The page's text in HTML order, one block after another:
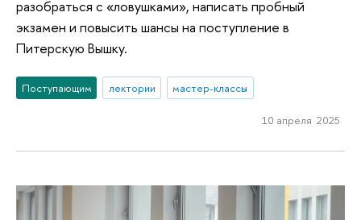
разобраться с «ловушками», написать пробный
экзамен и повысить шансы на поступление в
Питерскую Вышку.
Поступающим лектории мастер-классы
10 апреля 2025